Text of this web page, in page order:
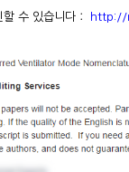
수 있습니다：
http://